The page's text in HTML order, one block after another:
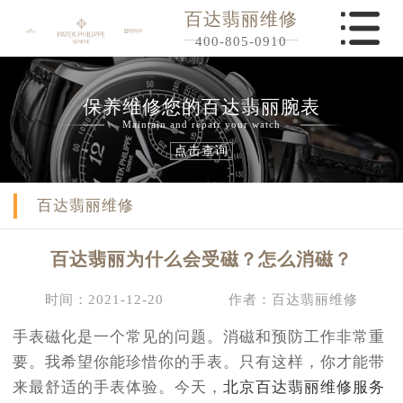
百达翡丽维修
400-805-0910
保养维修您的百达翡丽腕表
Maintain and repair your watch
点击查询
百达翡丽维修
百达翡丽为什么会受磁？怎么消磁？
时间：2021-12-20 作者：百达翡丽维修
手表磁化是一个常见的问题。消磁和预防工作非常重
要。我希望你能珍惜你的手表。只有这样，你才能带
来最舒适的手表体验。今天， 北京百达翡丽维修服务